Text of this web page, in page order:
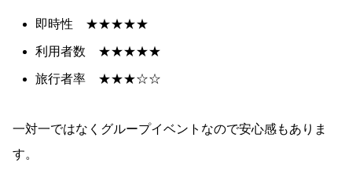
即時性 ★★★★★
利用者数 ★★★★★
旅行者率 ★★★☆☆
一対一ではなくグループイベントなので安心感もありま
す。